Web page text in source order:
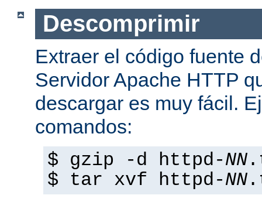
Descomprimir
Extraer el código fuente
Servidor Apache HTTP
descargar es muy fácil.
comandos:
$ gzip -d httpd-NN
$ tar xvf httpd-NN